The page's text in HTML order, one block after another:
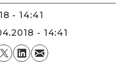
- 14:41
- 14:41